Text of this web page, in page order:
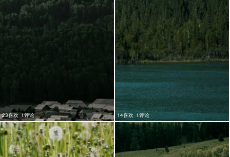
23喜欢 1评论 14喜欢 1评论